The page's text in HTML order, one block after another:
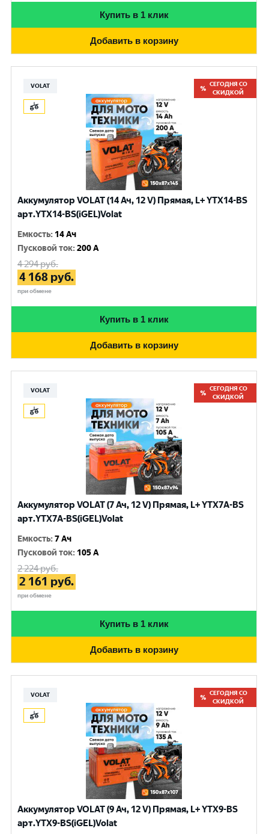
Купить в 1 клик
Добавить в корзину
VOLAT
СЕГОДНЯ СО
СКИДКОЙ
Аккумулятор VOLAT (14 Ач, 12 V) Прямая, L+ YTX14-BS
арт.YTX14-BS(iGEL)Volat
Емкость: 14 Ач
Пусковой ток:200 A
4 294руб.
4 168 руб.
при обмене
Купить в 1 клик
Добавить в корзину
VOLAT
СЕГОДНЯ СО
СКИДКОЙ
Аккумулятор VOLAT (7 Ач, 12 V) Прямая, L+ YTX7A-BS
арт.YTX7A-BS(iGEL)Volat
Емкость:7 Ач
Пусковой ток: 105 A
2 224руб.
2 161 руб.
при обмене
Купить в 1 клик
Добавить в корзину
VOLAT
СЕГОДНЯ СО
СКИДКОЙ
Аккумулятор VOLAT (9 Ач, 12 V) Прямая, L+ YTX9-BS
арт.YTX9-BS(iGEL)Volat